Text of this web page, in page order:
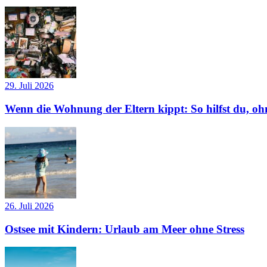
29. Juli 2026
Wenn die Wohnung der Eltern kippt: So hilfst du,
26. Juli 2026
Ostsee mit Kindern: Urlaub am Meer ohne Stress